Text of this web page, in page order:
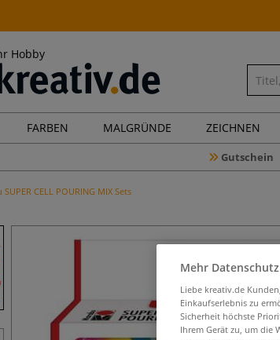
Hobby
FARBEN MALGRÜNDE ZEICHNEN
Gutschein
CELL POURING MIX Sets
Mehr
Liebe kreativ.de
Einkaufserlebnis zu
Sicherheit höchste
Ihrem Gerät zu, um die